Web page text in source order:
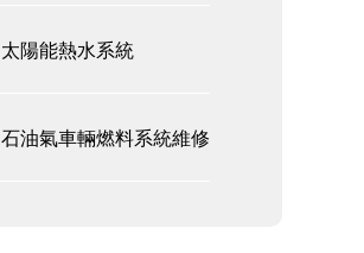
太陽能熱水系統
石油氣車輛燃料系統維修